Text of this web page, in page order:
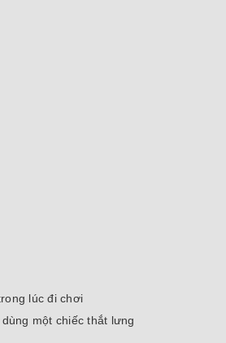
lúc đi chơi
một chiếc thắt lưng